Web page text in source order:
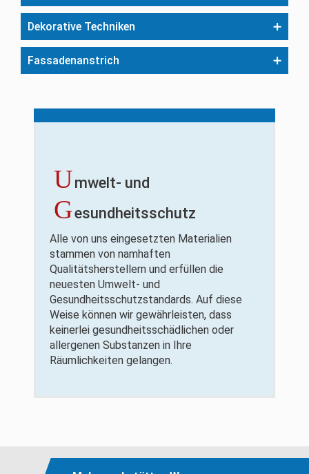
Dekorative Techniken
Fassadenanstrich
Umwelt- und
Gesundheitsschutz
Alle von uns eingesetzten Materialien
stammen von namhaften
Qualitätsherstellern und erfüllen die
neuesten Umwelt- und
Gesundheitsschutzstandards. Auf diese
Weise können wir gewährleisten, dass
keinerlei gesundheitsschädlichen oder
allergenen Substanzen in Ihre
Räumlichkeiten gelangen.